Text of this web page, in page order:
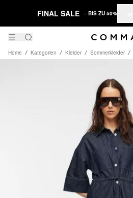
FINAL SALE – BIS ZU 50%
Home Kategorien Kleider Sommerkleider